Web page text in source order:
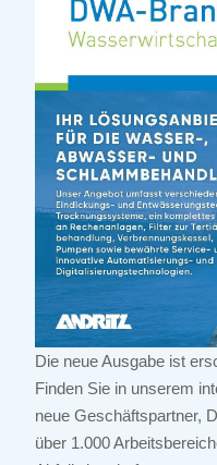
Die neue Ausgabe ist
Finden Sie in unserem
neue Geschäftspartner,
über 1.000